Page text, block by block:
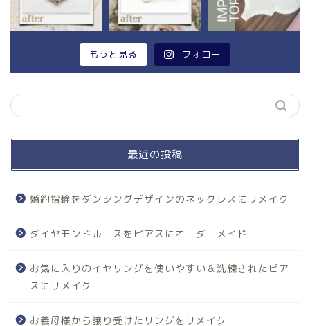
もっと見る フォロー
最近の投稿
婚約指輪をダンシングデザインのネックレスにリメイク
ダイヤモンドルースをピアスにオーダーメイド
お気に入りのイヤリングを使いやすい＆洗練されたピア
スにリメイク
お義母様から譲り受けたリングをリメイク